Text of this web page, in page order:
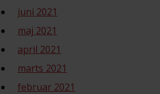
juni 2021
maj 2021
april 2021
marts 2021
februar 2021